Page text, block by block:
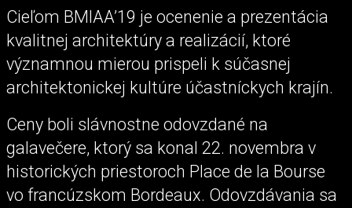
Cieľom BMIAA’19 je ocenenie a prezentácia
kvalitnej architektúry a realizácií, ktoré
významnou mierou prispeli k súčasnej
architektonickej kultúre účastníckych krajín.
Ceny boli slávnostne odovzdané na
galavečere, ktorý sa konal 22. novembra v
historických priestoroch Place de la Bourse
vo francúzskom Bordeaux. Odovzdávania sa